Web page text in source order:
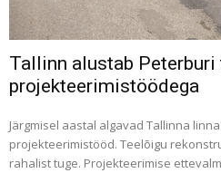
Tallinn alustab Peterburi
projekteerimistöödega
Järgmisel aastal algavad Tallinna
projekteerimistööd. Teelõigu
rahalist tuge. Projekteerimise